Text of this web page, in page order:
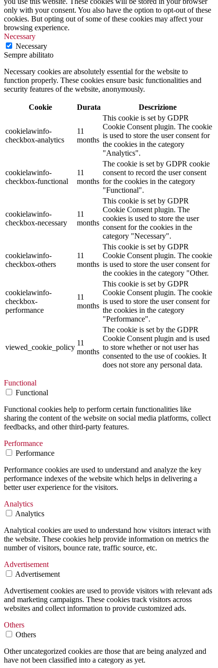
only with your consent. You also have the option to opt-out of these
cookies. But opting out of some of these cookies may affect your
browsing experience.
Necessary
Necessary
Sempre abilitato
Necessary cookies are absolutely essential for the website to
function properly. These cookies ensure basic functionalities and
security features of the website, anonymously.
Cookie Durata Descrizione
cookielawinfo-
checkbox-analytics
11
months
This cookie is set by GDPR
Cookie Consent plugin. The cookie
is used to store the user consent for
the cookies in the category
"Analytics".
cookielawinfo-
checkbox-functional
11
months
The cookie is set by GDPR cookie
consent to record the user consent
for the cookies in the category
"Functional".
cookielawinfo-
checkbox-necessary
11
months
This cookie is set by GDPR
Cookie Consent plugin. The
cookies is used to store the user
consent for the cookies in the
category "Necessary".
cookielawinfo-
checkbox-others
11
months
This cookie is set by GDPR
Cookie Consent plugin. The cookie
is used to store the user consent for
the cookies in the category "Other.
cookielawinfo-
checkbox-
performance
11
months
This cookie is set by GDPR
Cookie Consent plugin. The cookie
is used to store the user consent for
the cookies in the category
"Performance".
viewed_cookie_policy
11
months
The cookie is set by the GDPR
Cookie Consent plugin and is used
to store whether or not user has
consented to the use of cookies. It
does not store any personal data.
Functional
Functional
Functional cookies help to perform certain functionalities like
sharing the content of the website on social media platforms, collect
feedbacks, and other third-party features.
Performance
Performance
Performance cookies are used to understand and analyze the key
performance indexes of the website which helps in delivering a
better user experience for the visitors.
Analytics
Analytics
Analytical cookies are used to understand how visitors interact with
the website. These cookies help provide information on metrics the
number of visitors, bounce rate, traffic source, etc.
Advertisement
Advertisement
Advertisement cookies are used to provide visitors with relevant ads
and marketing campaigns. These cookies track visitors across
websites and collect information to provide customized ads.
Others
Others
Other uncategorized cookies are those that are being analyzed and
have not been classified into a category as yet.